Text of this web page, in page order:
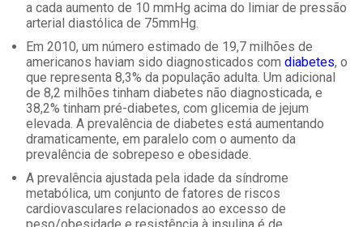
a cada aumento de 10 mmHg acima do limiar de pressão
arterial diastólica de 75mmHg.
Em 2010, um número estimado de 19,7 milhões de
americanos haviam sido diagnosticados com diabetes, o
que representa 8,3% da população adulta. Um adicional
de 8,2 milhões tinham diabetes não diagnosticada, e
38,2% tinham pré-diabetes, com glicemia de jejum
elevada. A prevalência de diabetes está aumentando
dramaticamente, em paralelo com o aumento da
prevalência de sobrepeso e obesidade.
A prevalência ajustada pela idade da síndrome
metabólica, um conjunto de fatores de riscos
cardiovasculares relacionados ao excesso de